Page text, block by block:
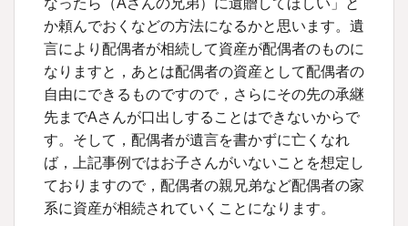
か頼んでおくなどの方法になるかと思います。遺
言により配偶者が相続して資産が配偶者のものに
なりますと，あとは配偶者の資産として配偶者の
自由にできるものですので，さらにその先の承継
先までAさんが口出しすることはできないからで
す。そして，配偶者が遺言を書かずに亡くなれ
ば，上記事例ではお子さんがいないことを想定し
ておりますので，配偶者の親兄弟など配偶者の家
系に資産が相続されていくことになります。